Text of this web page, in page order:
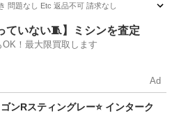
問題なし Etc 返品不可 請求なし
その他ていない🧵】ミシンを査定
！最大限買取します
Ad
ンRスティングレー⭐️ インターク